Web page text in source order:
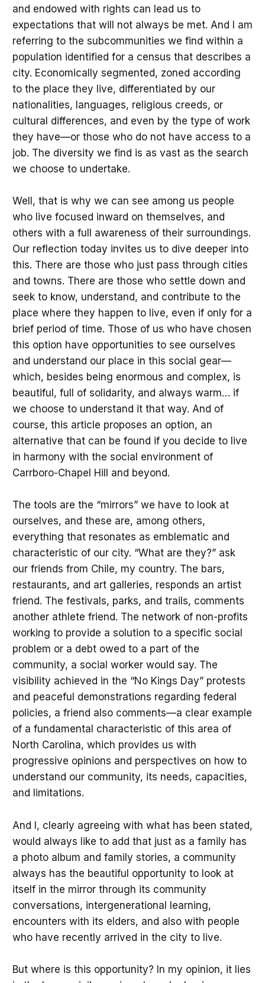
and endowed with rights can lead us to
expectations that will not always be met. And I am
referring to the subcommunities we find within a
population identified for a census that describes a
city. Economically segmented, zoned according
to the place they live, differentiated by our
nationalities, languages, religious creeds, or
cultural differences, and even by the type of work
they have—or those who do not have access to a
job. The diversity we find is as vast as the search
we choose to undertake.
Well, that is why we can see among us people
who live focused inward on themselves, and
others with a full awareness of their surroundings.
Our reflection today invites us to dive deeper into
this. There are those who just pass through cities
and towns. There are those who settle down and
seek to know, understand, and contribute to the
place where they happen to live, even if only for a
brief period of time. Those of us who have chosen
this option have opportunities to see ourselves
and understand our place in this social gear—
which, besides being enormous and complex, is
beautiful, full of solidarity, and always warm… if
we choose to understand it that way. And of
course, this article proposes an option, an
alternative that can be found if you decide to live
in harmony with the social environment of
Carrboro-Chapel Hill and beyond.
The tools are the “mirrors” we have to look at
ourselves, and these are, among others,
everything that resonates as emblematic and
characteristic of our city. “What are they?” ask
our friends from Chile, my country. The bars,
restaurants, and art galleries, responds an artist
friend. The festivals, parks, and trails, comments
another athlete friend. The network of non-profits
working to provide a solution to a specific social
problem or a debt owed to a part of the
community, a social worker would say. The
visibility achieved in the “No Kings Day” protests
and peaceful demonstrations regarding federal
policies, a friend also comments—a clear example
of a fundamental characteristic of this area of
North Carolina, which provides us with
progressive opinions and perspectives on how to
understand our community, its needs, capacities,
and limitations.
And I, clearly agreeing with what has been stated,
would always like to add that just as a family has
a photo album and family stories, a community
always has the beautiful opportunity to look at
itself in the mirror through its community
conversations, intergenerational learning,
encounters with its elders, and also with people
who have recently arrived in the city to live.
But where is this opportunity? In my opinion, it lies